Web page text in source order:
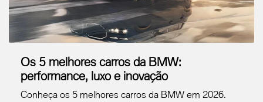
Os 5 melhores carros da BMW:
performance, luxo e inovação
Conheça os 5 melhores carros da BMW em 2026.